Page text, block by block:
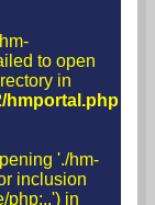
to open
in
hmportal.php
'./hm-
inclusion
php:..') in